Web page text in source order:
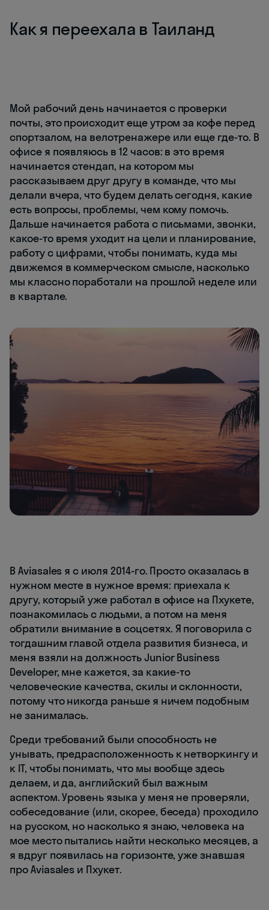
Как я переехала в Таиланд
Мой рабочий день начинается с проверки
почты, это происходит еще утром за кофе перед
спортзалом, на велотренажере или еще где-то. В
офисе я появляюсь в 12 часов: в это время
начинается стендап, на котором мы
рассказываем друг другу в команде, что мы
делали вчера, что будем делать сегодня, какие
есть вопросы, проблемы, чем кому помочь.
Дальше начинается работа с письмами, звонки,
какое-то время уходит на цели и планирование,
работу с цифрами, чтобы понимать, куда мы
движемся в коммерческом смысле, насколько
мы классно поработали на прошлой неделе или
в квартале.
В Aviasales я с июля 2014-го. Просто оказалась в
нужном месте в нужное время: приехала к
другу, который уже работал в офисе на Пхукете,
познакомилась с людьми, а потом на меня
обратили внимание в соцсетях. Я поговорила с
тогдашним главой отдела развития бизнеса, и
меня взяли на должность Junior Business
Developer, мне кажется, за какие-то
человеческие качества, скилы и склонности,
потому что никогда раньше я ничем подобным
не занималась.
Среди требований были способность не
унывать, предрасположенность к нетворкингу и
к IT, чтобы понимать, что мы вообще здесь
делаем, и да, английский был важным
аспектом. Уровень языка у меня не проверяли,
собеседование (или, скорее, беседа) проходило
на русском, но насколько я знаю, человека на
мое место пытались найти несколько месяцев, а
я вдруг появилась на горизонте, уже знавшая
про Aviasales и Пхукет.